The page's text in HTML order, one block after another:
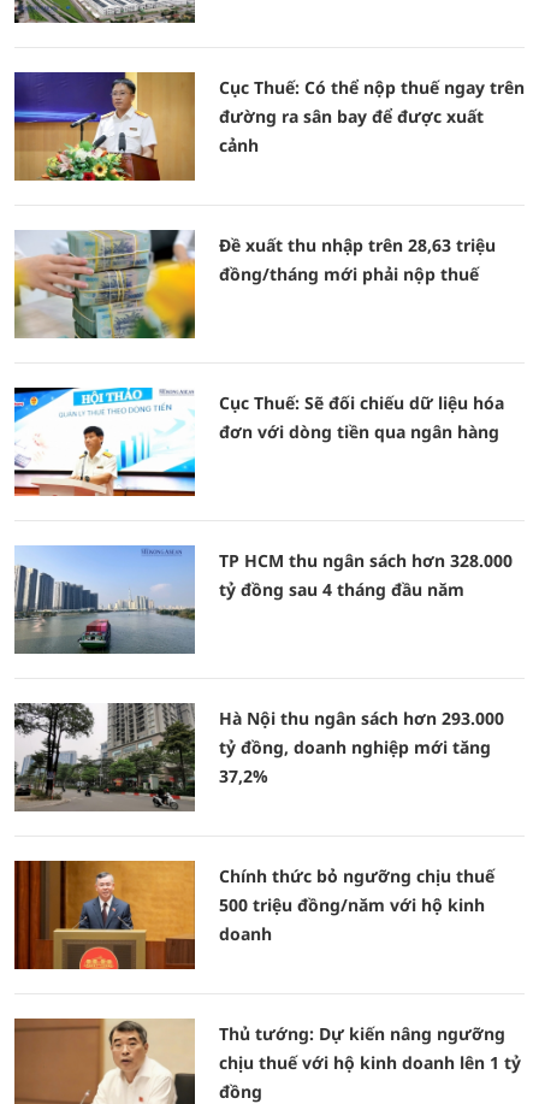
Cục Thuế: Có thể nộp thuế ngay trên
đường ra sân bay để được xuất
cảnh
Đề xuất thu nhập trên 28,63 triệu
đồng/tháng mới phải nộp thuế
Cục Thuế: Sẽ đối chiếu dữ liệu hóa
đơn với dòng tiền qua ngân hàng
TP HCM thu ngân sách hơn 328.000
tỷ đồng sau 4 tháng đầu năm
Hà Nội thu ngân sách hơn 293.000
tỷ đồng, doanh nghiệp mới tăng
37,2%
Chính thức bỏ ngưỡng chịu thuế
500 triệu đồng/năm với hộ kinh
doanh
Thủ tướng: Dự kiến nâng ngưỡng
chịu thuế với hộ kinh doanh lên 1 tỷ
đồng